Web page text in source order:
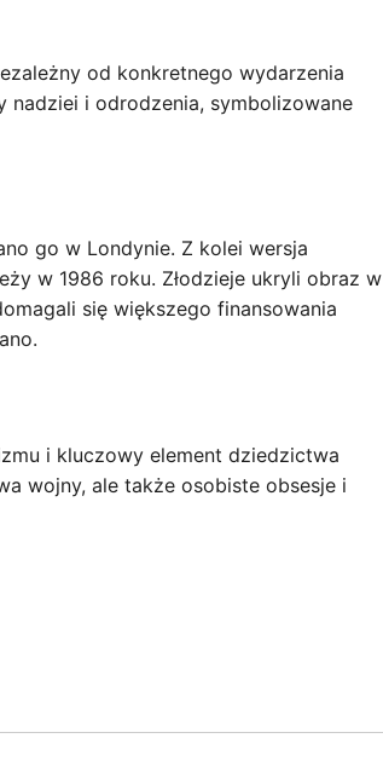
od konkretnego wydarzenia
nadziei i odrodzenia, symbolizowane
go w Londynie. Z kolei wersja
w 1986 roku. Złodzieje ukryli obraz w
się większego finansowania
i kluczowy element dziedzictwa
wojny, ale także osobiste obsesje i